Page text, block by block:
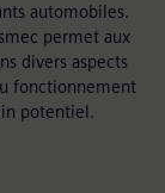
automobiles.
permet aux
divers aspects
fonctionnement
potentiel.